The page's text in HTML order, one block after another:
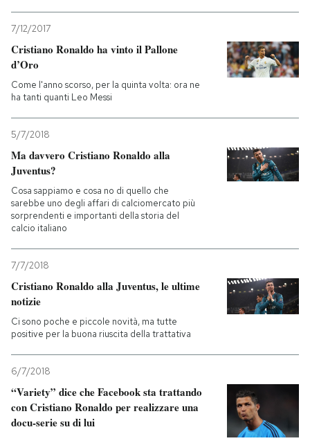
7/12/2017
Cristiano Ronaldo ha vinto il Pallone
d’Oro
Come l'anno scorso, per la quinta volta: ora ne
ha tanti quanti Leo Messi
5/7/2018
Ma davvero Cristiano Ronaldo alla
Juventus?
Cosa sappiamo e cosa no di quello che
sarebbe uno degli affari di calciomercato più
sorprendenti e importanti della storia del
calcio italiano
7/7/2018
Cristiano Ronaldo alla Juventus, le ultime
notizie
Ci sono poche e piccole novità, ma tutte
positive per la buona riuscita della trattativa
6/7/2018
“Variety” dice che Facebook sta trattando
con Cristiano Ronaldo per realizzare una
docu-serie su di lui